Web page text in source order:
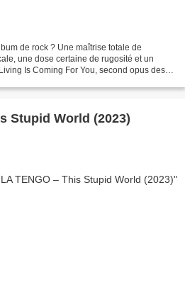
de rock ? Une maîtrise totale de
une dose certaine de rugosité et un
Is Coming For You, second opus des
Stupid World (2023)